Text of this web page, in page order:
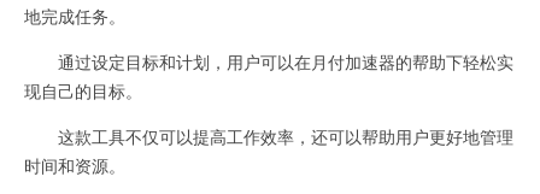
地完成任务。
通过设定目标和计划，用户可以在月付加速器的帮助下轻松实
现自己的目标。
这款工具不仅可以提高工作效率，还可以帮助用户更好地管理
时间和资源。